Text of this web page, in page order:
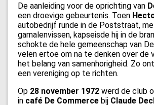
De aanleiding voor de oprichting van
een droevige gebeurtenis. Toen
autobedrijf runde in de Poststraat,
garnalenvissen, kapseisde hij in de
schokte de hele gemeenschap van
velen ertoe om na te denken over de
het belang van samenhorigheid. Zo
een vereniging op te richten.
Op 28 november 1972 werd de club
in café De Commerce bij Claude